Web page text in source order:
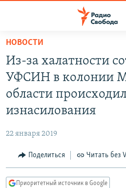
упрощенного
доступа
Вернуться
основному
содержанию
навигации
Вернутся
ПОДКАСТЫ
АВТОРСКИЕ ПРОЕКТЫ
КУЛЬТУРА
IDEL.РЕАЛИИ
КАВКАЗ.РЕАЛИИ
НОВОСТИ
Из-за халатности
УФСИН в колонии
области
изнасилования
22 января 2019
Поделиться Читать без
Приоритетный источник в Google